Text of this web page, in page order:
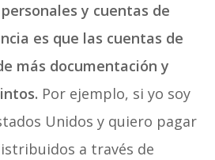
y cuentas de
es que las cuentas de
más documentación y
Por ejemplo, si yo soy
Unidos y quiero pagar
a través de